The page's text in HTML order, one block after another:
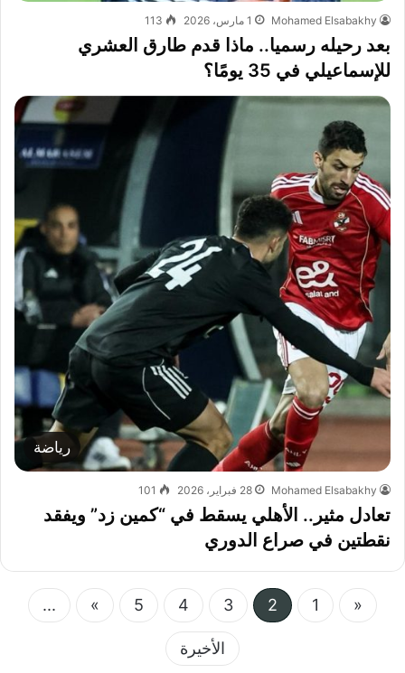
Mohamed Elsabakhy 1 مارس، 2026 113
بعد رحيله رسميا.. ماذا قدم طارق العشري
للإسماعيلي في 35 يومًا؟
رياضة
Mohamed Elsabakhy 28 فبراير، 2026 101
تعادل مثير.. الأهلي يسقط في “كمين زد” ويفقد
نقطتين في صراع الدوري
«
1
2
3
4
5
»
...
الأخيرة